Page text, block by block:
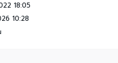
18:05
10:28